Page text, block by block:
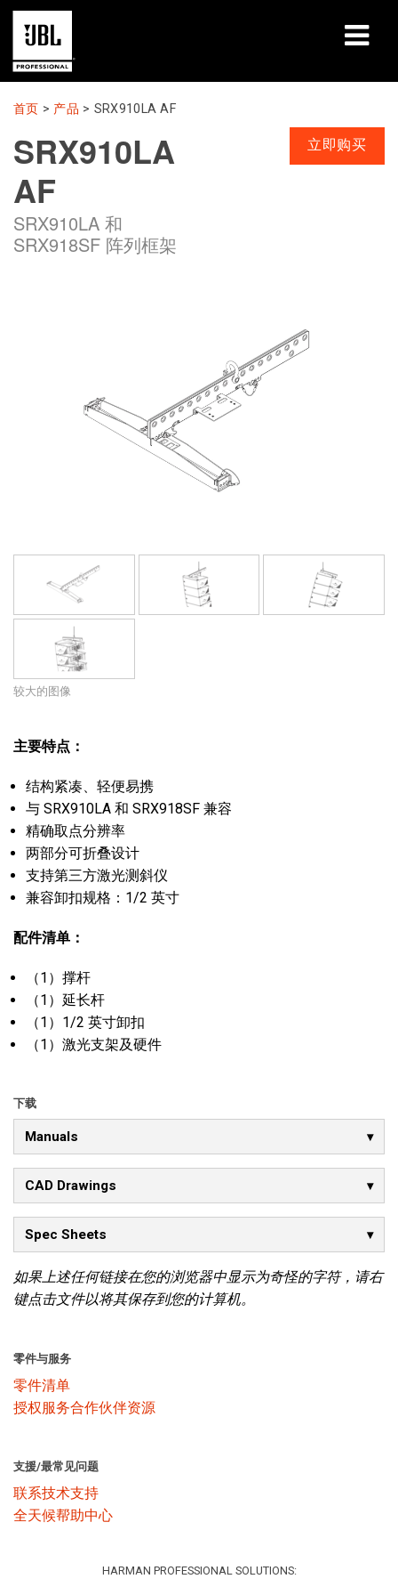
产品
案例研究
学习课程
培训
首页 > 产品 > SRX910LA AF
SRX910LA
AF
SRX910LA 和
SRX918SF 阵列框架
立即购买
较大的图像
主要特点：
结构紧凑、轻便易携
与 SRX910LA 和 SRX918SF 兼容
精确取点分辨率
两部分可折叠设计
支持第三方激光测斜仪
兼容卸扣规格：1/2 英寸
配件清单：
（1）撑杆
（1）延长杆
（1）1/2 英寸卸扣
（1）激光支架及硬件
下载
Manuals
CAD Drawings
Spec Sheets
如果上述任何链接在您的浏览器中显示为奇怪的字符，请右
键点击文件以将其保存到您的计算机。
零件与服务
零件清单
授权服务合作伙伴资源
支援/最常见问题
联系技术支持
全天候帮助中心
HARMAN PROFESSIONAL SOLUTIONS: